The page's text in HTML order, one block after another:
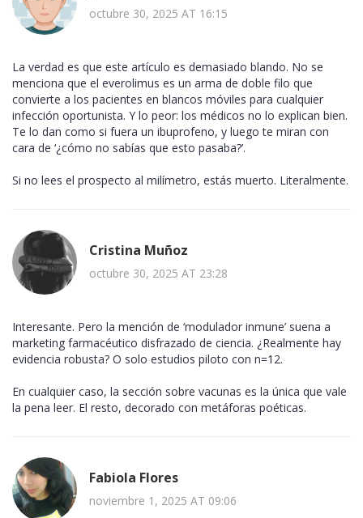
octubre 30, 2025 AT 16:15
La verdad es que este artículo es demasiado blando. No se
menciona que el everolimus es un arma de doble filo que
convierte a los pacientes en blancos móviles para cualquier
infección oportunista. Y lo peor: los médicos no lo explican bien.
Te lo dan como si fuera un ibuprofeno, y luego te miran con
cara de ‘¿cómo no sabías que esto pasaba?’.
Si no lees el prospecto al milímetro, estás muerto. Literalmente.
Cristina Muñoz
octubre 30, 2025 AT 23:28
Interesante. Pero la mención de ‘modulador inmune’ suena a
marketing farmacéutico disfrazado de ciencia. ¿Realmente hay
evidencia robusta? O solo estudios piloto con n=12.
En cualquier caso, la sección sobre vacunas es la única que vale
la pena leer. El resto, decorado con metáforas poéticas.
Fabiola Flores
noviembre 1, 2025 AT 09:06